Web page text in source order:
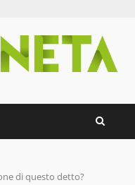
di questo detto?